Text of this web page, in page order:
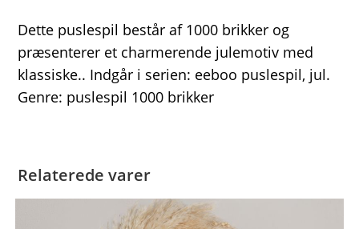
Dette puslespil består af 1000 brikker og
præsenterer et charmerende julemotiv med
klassiske.. Indgår i serien: eeboo puslespil, jul.
Genre: puslespil 1000 brikker
Relaterede varer